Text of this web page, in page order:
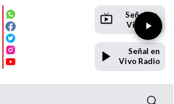
Señal en
Vivo TV
Señal en
Vivo Radio